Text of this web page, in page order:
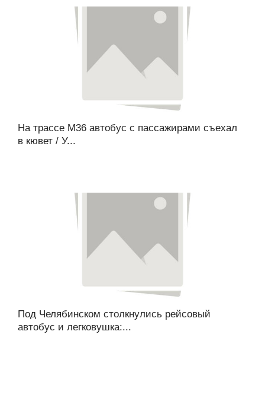
На трассе М36 автобус с пассажирами съехал
в кювет / У...
Под Челябинском столкнулись рейсовый
автобус и легковушка:...